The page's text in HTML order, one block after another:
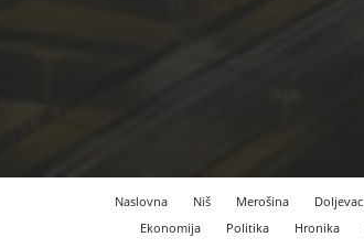
Naslovna Niš Merošina Doljevac
Ekonomija
Politika Hronika